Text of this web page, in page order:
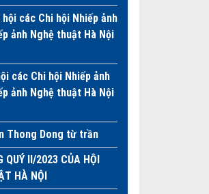
các Chi hội Nhiếp ảnh
ảnh Nghệ thuật Hà Nội
các Chi hội Nhiếp ảnh
ảnh Nghệ thuật Hà Nội
Thong Dong từ trần
QUÝ II/2023 CỦA HỘI
HÀ NỘI